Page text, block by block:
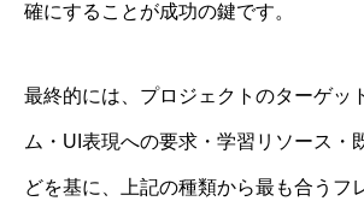
確にすることが成功の鍵です。
最終的には、プロジェクトのターゲッ
ム・UI表現への要求・学習リソース・
どを基に、上記の種類から最も合うフ